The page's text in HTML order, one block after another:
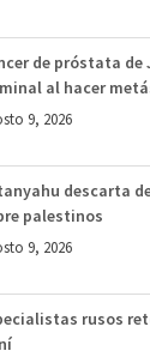
de próstata de
al hacer
9, 2026
descarta
palestinos
9, 2026
rusos